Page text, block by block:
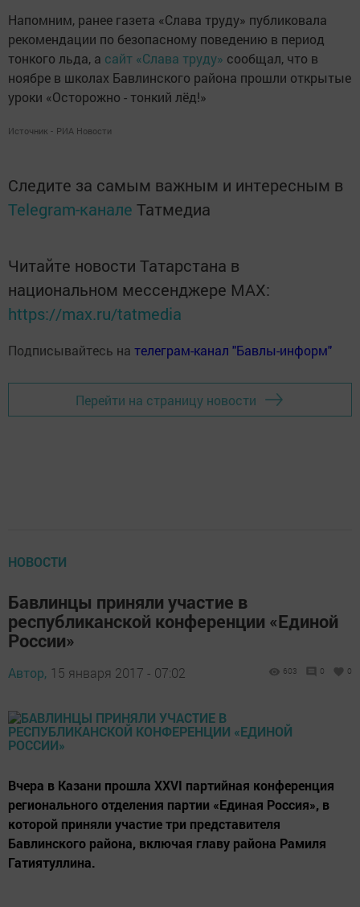
Напомним, ранее газета «Слава труду» публиковала
рекомендации по безопасному поведению в период
тонкого льда, а сайт «Слава труду» сообщал, что в
ноябре в школах Бавлинского района прошли открытые
уроки «Осторожно - тонкий лёд!»
Источник - РИА Новости
Следите за самым важным и интересным в
Telegram-канале Татмедиа
Читайте новости Татарстана в
национальном мессенджере MАХ:
https://max.ru/tatmedia
Подписывайтесь на телеграм-канал "Бавлы-информ"
Перейти на страницу новости
НОВОСТИ
Бавлинцы приняли участие в
республиканской конференции «Единой
России»
Автор, 15 января 2017 - 07:02 603 0 0
Вчера в Казани прошла XXVI партийная конференция
регионального отделения партии «Единая Россия», в
которой приняли участие три представителя
Бавлинского района, включая главу района Рамиля
Гатиятуллина.